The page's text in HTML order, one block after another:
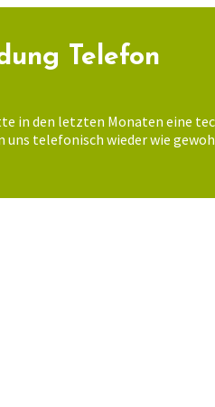
Telefon
in den letzten Monaten eine
uns telefonisch wieder wie